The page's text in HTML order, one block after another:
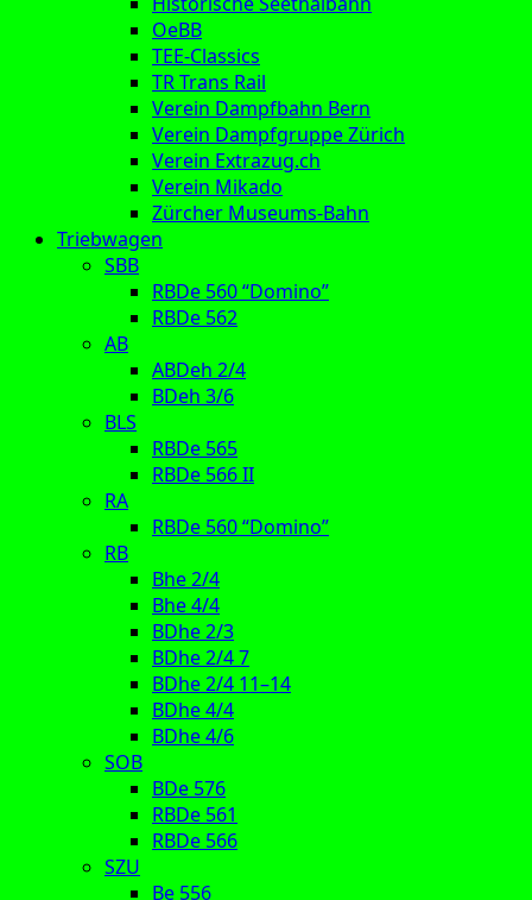
OeBB
TEE-Classics
TR Trans Rail
Verein Dampfbahn Bern
Verein Dampfgruppe Zürich
Verein Extrazug.ch
Verein Mikado
Zürcher Museums-Bahn
Triebwagen
SBB
RBDe 560 “Domino”
RBDe 562
AB
ABDeh 2/4
BDeh 3/6
BLS
RBDe 565
RBDe 566 II
RA
RBDe 560 “Domino”
RB
Bhe 2/4
Bhe 4/4
BDhe 2/3
BDhe 2/4 7
BDhe 2/4 11–14
BDhe 4/4
BDhe 4/6
SOB
BDe 576
RBDe 561
RBDe 566
SZU
Be 556